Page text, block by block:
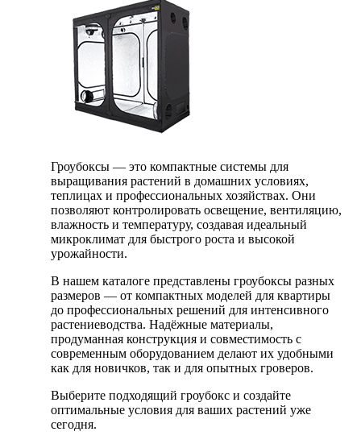
Гроубоксы — это компактные системы для
выращивания растений в домашних условиях,
теплицах и профессиональных хозяйствах. Они
позволяют контролировать освещение, вентиляцию,
влажность и температуру, создавая идеальный
микроклимат для быстрого роста и высокой
урожайности.
В нашем каталоге представлены гроубоксы разных
размеров — от компактных моделей для квартиры
до профессиональных решений для интенсивного
растениеводства. Надёжные материалы,
продуманная конструкция и совместимость с
современным оборудованием делают их удобными
как для новичков, так и для опытных гроверов.
Выберите подходящий гроубокс и создайте
оптимальные условия для ваших растений уже
сегодня.